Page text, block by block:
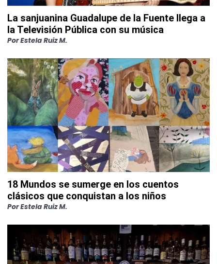
La sanjuanina Guadalupe de la Fuente llega a
la Televisión Pública con su música
PorEstela Ruiz M.
18 Mundos se sumerge en los cuentos
clásicos que conquistan a los niños
PorEstela Ruiz M.